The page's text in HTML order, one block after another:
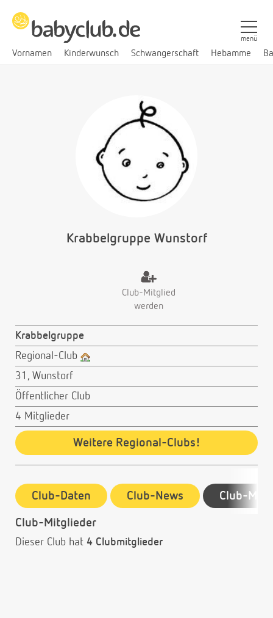
Vornamen Kinderwunsch Schwangerschaft Hebamme
menü
Krabbelgruppe Wunstorf
Club-Mitglied
werden
Krabbelgruppe
Regional-Club
31, Wunstorf
Öffentlicher Club
4 Mitglieder
Weitere Regional-Clubs!
Club-Daten Club-News Club-
Club-Mitglieder
Dieser Club hat 4 Clubmitglieder